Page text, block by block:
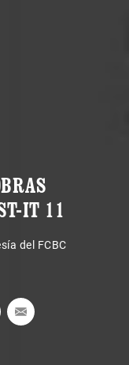
IT 11
del FCBC